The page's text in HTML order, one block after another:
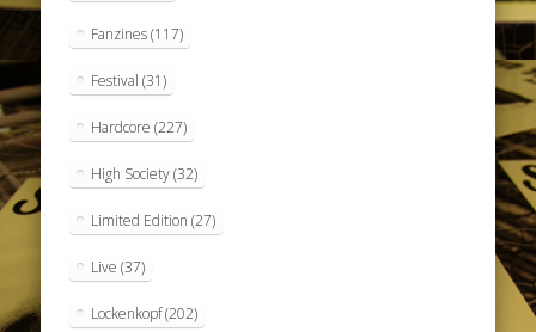
Fanzines(117)
Festival (31)
Hardcore (227)
High Society(32)
Limited Edition (27)
Live (37)
Lockenkopf(202)